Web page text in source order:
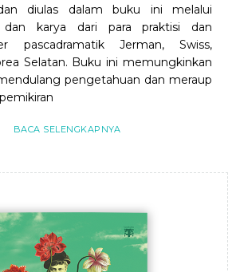
diulas dalam buku ini melalui
dan karya dari para praktisi dan
pascadramatik Jerman, Swiss,
Selatan. Buku ini memungkinkan
pengetahuan dan meraup
BACA SELENGKAPNYA